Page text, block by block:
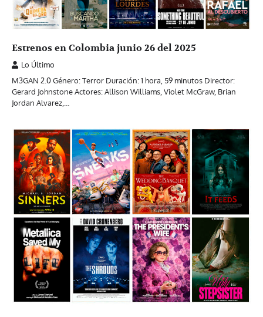
Estrenos en Colombia junio 26 del 2025
Lo Último
M3GAN 2.0 Género: Terror Duración: 1 hora, 59 minutos Director:
Gerard Johnstone Actores: Allison Williams, Violet McGraw, Brian
Jordan Alvarez,…